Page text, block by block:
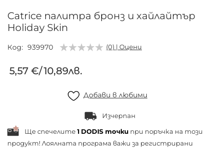
към
началото
галерия
снимки
Catrice палитра бронз и хайлайтър
Holiday Skin
Код 939970 (0) | Оцени
5,57 €/10,89лв.
Добави в любими
Изчерпан
Ще спечелите1 DODIS точки при поръчка на този
продукт! Лоялната програма важи за регистрирани